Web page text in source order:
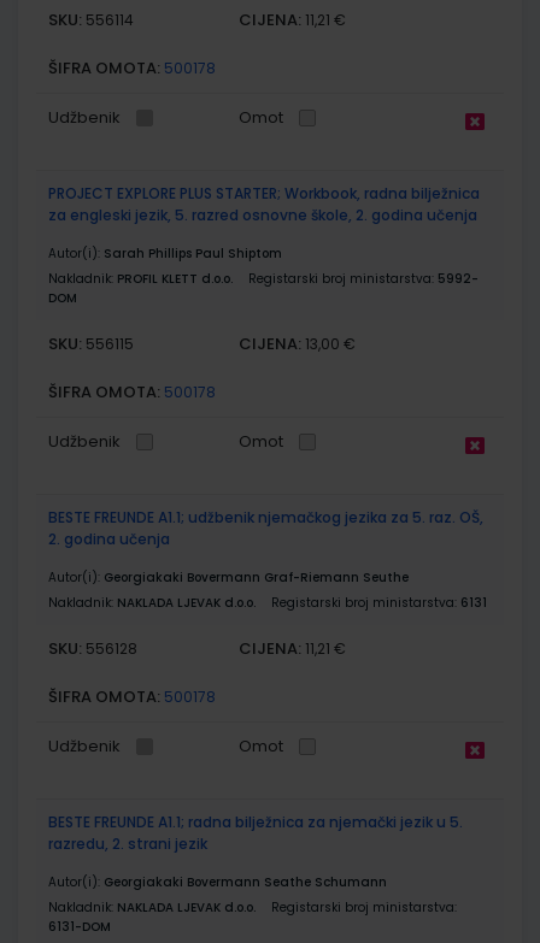
SKU: 556114 CIJENA: 11,21 €
ŠIFRA OMOTA: 500178
Udžbenik Omot
PROJECT EXPLORE PLUS STARTER; Workbook, radna bilježnica
za engleski jezik, 5. razred osnovne škole, 2. godina učenja
Autor(i): Sarah Phillips Paul Shiptom
Nakladnik: PROFIL KLETT d.o.o. Registarski broj ministarstva: 5992-
DOM
SKU: 556115 CIJENA: 13,00 €
ŠIFRA OMOTA: 500178
Udžbenik Omot
BESTE FREUNDE A1.1; udžbenik njemačkog jezika za 5. raz. OŠ,
2. godina učenja
Autor(i): Georgiakaki Bovermann Graf-Riemann Seuthe
Nakladnik: NAKLADA LJEVAK d.o.o. Registarski broj ministarstva: 6131
SKU: 556128 CIJENA: 11,21 €
ŠIFRA OMOTA: 500178
Udžbenik Omot
BESTE FREUNDE A1.1; radna bilježnica za njemački jezik u 5.
razredu, 2. strani jezik
Autor(i): Georgiakaki Bovermann Seathe Schumann
Nakladnik: NAKLADA LJEVAK d.o.o.
Registarski broj ministarstva:
6131-DOM